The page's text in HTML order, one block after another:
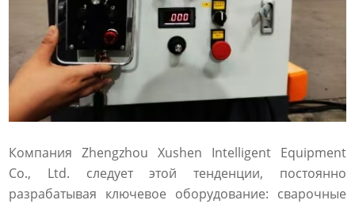
Компания Zhengzhou Xushen Intelligent Equipment
Co., Ltd. следует этой тенденции, постоянно
разрабатывая ключевое оборудование: сварочные